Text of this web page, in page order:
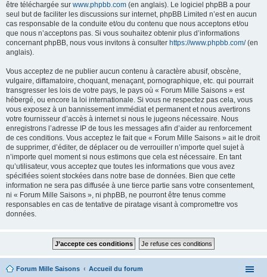
être téléchargée sur www.phpbb.com (en anglais). Le logiciel phpBB a pour
seul but de faciliter les discussions sur internet, phpBB Limited n’est en aucun
cas responsable de la conduite et/ou du contenu que nous acceptons et/ou
que nous n’acceptons pas. Si vous souhaitez obtenir plus d’informations
concernant phpBB, nous vous invitons à consulter https://www.phpbb.com/(en
anglais).
Vous acceptez de ne publier aucun contenu à caractère abusif, obscène,
vulgaire, diffamatoire, choquant, menaçant, pornographique, etc. qui pourrait
transgresser les lois de votre pays, le pays où « Forum Mille Saisons » est
hébergé, ou encore la loi internationale. Si vous ne respectez pas cela, vous
vous exposez à un bannissement immédiat et permanent et nous avertirons
votre fournisseur d’accès à internet si nous le jugeons nécessaire. Nous
enregistrons l’adresse IP de tous les messages afin d’aider au renforcement
de ces conditions. Vous acceptez le fait que « Forum Mille Saisons » ait le droit
de supprimer, d’éditer, de déplacer ou de verrouiller n’importe quel sujet à
n’importe quel moment si nous estimons que cela est nécessaire. En tant
qu’utilisateur, vous acceptez que toutes les informations que vous avez
spécifiées soient stockées dans notre base de données. Bien que cette
information ne sera pas diffusée à une tierce partie sans votre consentement,
ni « Forum Mille Saisons », ni phpBB, ne pourront être tenus comme
responsables en cas de tentative de piratage visant à compromettre vos
données.
Forum Mille Saisons Accueil du forum